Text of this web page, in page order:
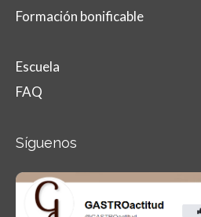
Formación bonificable
Escuela
FAQ
Síguenos